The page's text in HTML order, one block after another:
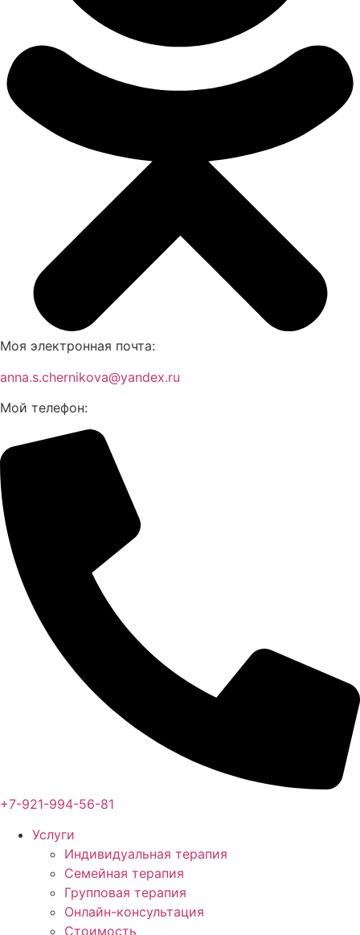
Моя электронная почта:
anna.s.chernikova@yandex.ru
Мой телефон:
+7-921-994-56-81
Услуги
Индивидуальная терапия
Семейная терапия
Групповая терапия
Онлайн-консультация
Стоимость